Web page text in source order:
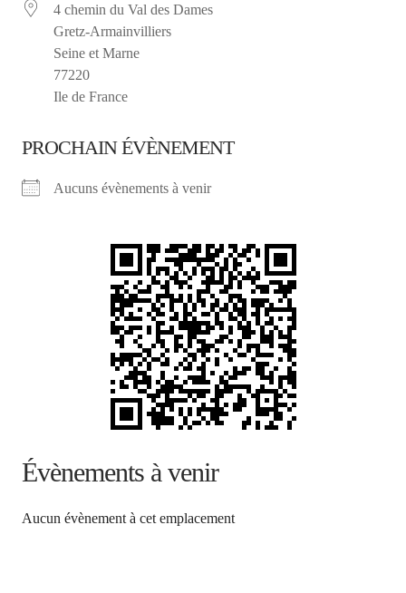
4 chemin du Val des Dames
Gretz-Armainvilliers
Seine et Marne
77220
Ile de France
PROCHAIN ÉVÈNEMENT
Aucuns évènements à venir
Évènements à venir
Aucun évènement à cet emplacement